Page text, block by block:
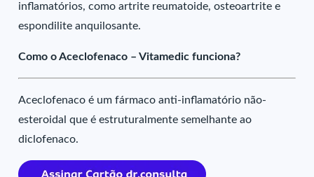
inflamatórios, como artrite reumatoide, osteoartrite e
espondilite anquilosante.
Como o Aceclofenaco – Vitamedic funciona?
Aceclofenaco é um fármaco anti-inflamatório não-
esteroidal que é estruturalmente semelhante ao
diclofenaco.